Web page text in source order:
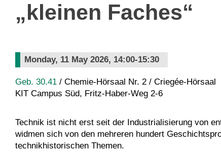
„kleinen Faches“
Monday, 11 May 2026, 14:00-15:30
Geb. 30.41/ Chemie-Hörsaal Nr. 2 / Criegée-Hörsaal
KIT Campus Süd, Fritz-Haber-Weg 2-6
Technik ist nicht erst seit der Industrialisierung von
widmen sich von den mehreren hundert
technikhistorischen Themen.